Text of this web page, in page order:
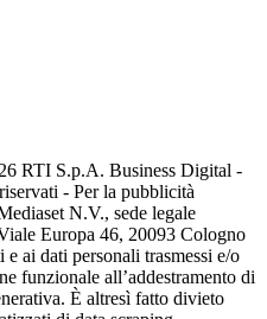
RTI S.p.A. Business Digital -
- Per la pubblicità
N.V., sede legale
Europa 46, 20093 Cologno
ai dati personali trasmessi e/o
funzionale all’addestramento di
È altresì fatto divieto